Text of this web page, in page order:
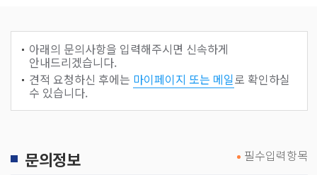
아래의 문의사항을 입력해주시면 신속하게
안내드리겠습니다.
견적 요청하신 후에는 마이페이지 또는 메일로 확인하실
수 있습니다.
문의정보 필수입력항목